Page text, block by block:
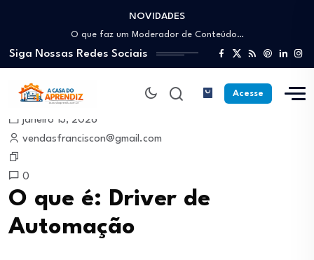
NOVIDADES
Como trabalhar como Estoquista: O guia para…
O que faz um Moderador de Conteúdo…
Como ser um Afiliado de Sucesso trabalhando…
Como dar Aulas Particulares Online e viver…
Profissão Instalador Solar: Como entrar no mercado…
Como trabalhar como Estoquista: O guia para…
O que faz um Moderador de Conteúdo…
Como ser um Afiliado de Sucesso trabalhando…
Siga Nossas Redes Sociais
Acesse
janeiro 13, 2026
vendasfranciscon@gmail.com
0
O que é: Driver de
Automação